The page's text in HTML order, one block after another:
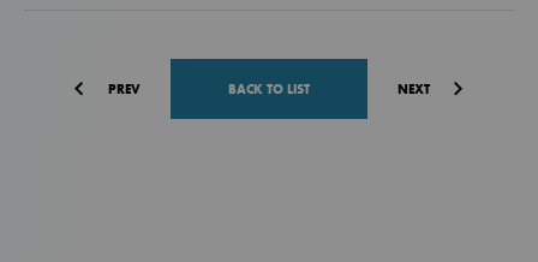
PREV BACK TO LIST NEXT